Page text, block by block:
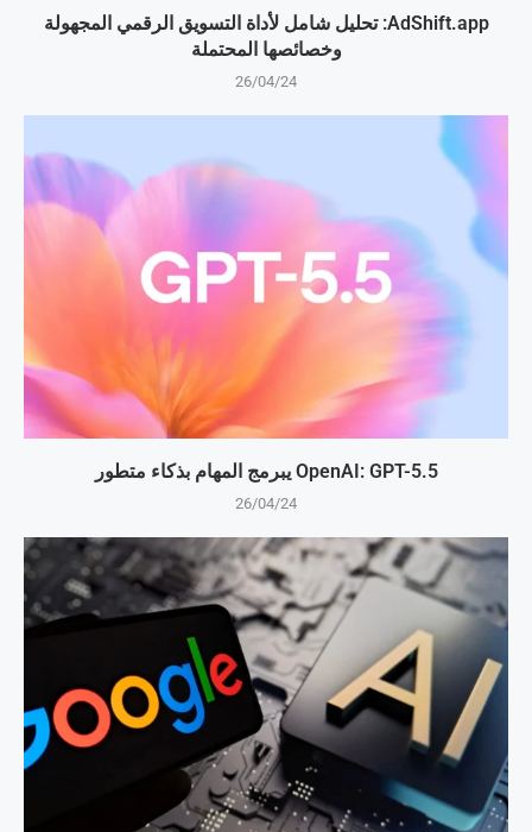
AdShift.app: تحليل شامل لأداة التسويق الرقمي المجهولة
وخصائصها المحتملة
26/04/24
OpenAI: GPT-5.5 يبرمج المهام بذكاء متطور
26/04/24